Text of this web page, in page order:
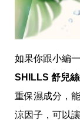
如果你跟小編
SHILLS 舒兒
重保濕成分，
涼因子，可以